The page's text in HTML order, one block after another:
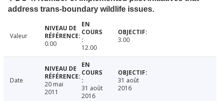
address trans-boundary wildlife issues.
Valeur
0.00
12.00
3.00
Date
20 mai
2011
31 août
2016
31 août
2016